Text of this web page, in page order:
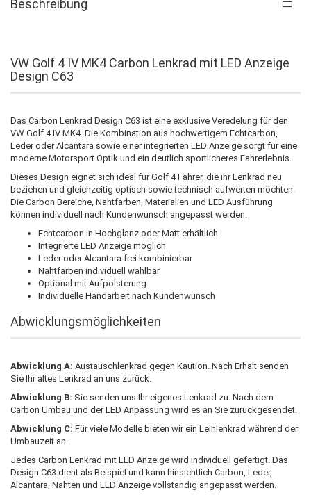
Beschreibung
VW Golf 4 IV MK4 Carbon Lenkrad mit LED Anzeige
Design C63
Das Carbon Lenkrad Design C63 ist eine exklusive Veredelung für den
VW Golf 4 IV MK4. Die Kombination aus hochwertigem Echtcarbon,
Leder oder Alcantara sowie einer integrierten LED Anzeige sorgt für eine
moderne Motorsport Optik und ein deutlich sportlicheres Fahrerlebnis.
Dieses Design eignet sich ideal für Golf 4 Fahrer, die ihr Lenkrad neu
beziehen und gleichzeitig optisch sowie technisch aufwerten möchten.
Die Carbon Bereiche, Nahtfarben, Materialien und LED Ausführung
können individuell nach Kundenwunsch angepasst werden.
Echtcarbon in Hochglanz oder Matt erhältlich
Integrierte LED Anzeige möglich
Leder oder Alcantara frei kombinierbar
Nahtfarben individuell wählbar
Optional mit Aufpolsterung
Individuelle Handarbeit nach Kundenwunsch
Abwicklungsmöglichkeiten
Abwicklung A: Austauschlenkrad gegen Kaution. Nach Erhalt senden
Sie Ihr altes Lenkrad an uns zurück.
Abwicklung B: Sie senden uns Ihr eigenes Lenkrad zu. Nach dem
Carbon Umbau und der LED Anpassung wird es an Sie zurückgesendet.
Abwicklung C: Für viele Modelle bieten wir ein Leihlenkrad während der
Umbauzeit an.
Jedes Carbon Lenkrad mit LED Anzeige wird individuell gefertigt. Das
Design C63 dient als Beispiel und kann hinsichtlich Carbon, Leder,
Alcantara, Nähten und LED Anzeige vollständig angepasst werden.